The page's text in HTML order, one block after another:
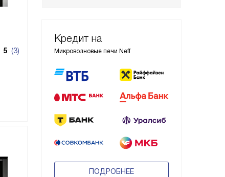
Кредит на
Микроволновые печи Neff
ПОДРОБНЕЕ
5 (3)